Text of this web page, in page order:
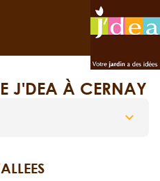
J'DEA À CERNAY